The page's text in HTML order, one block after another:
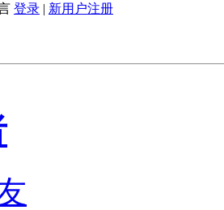
登录 | 新用户注册